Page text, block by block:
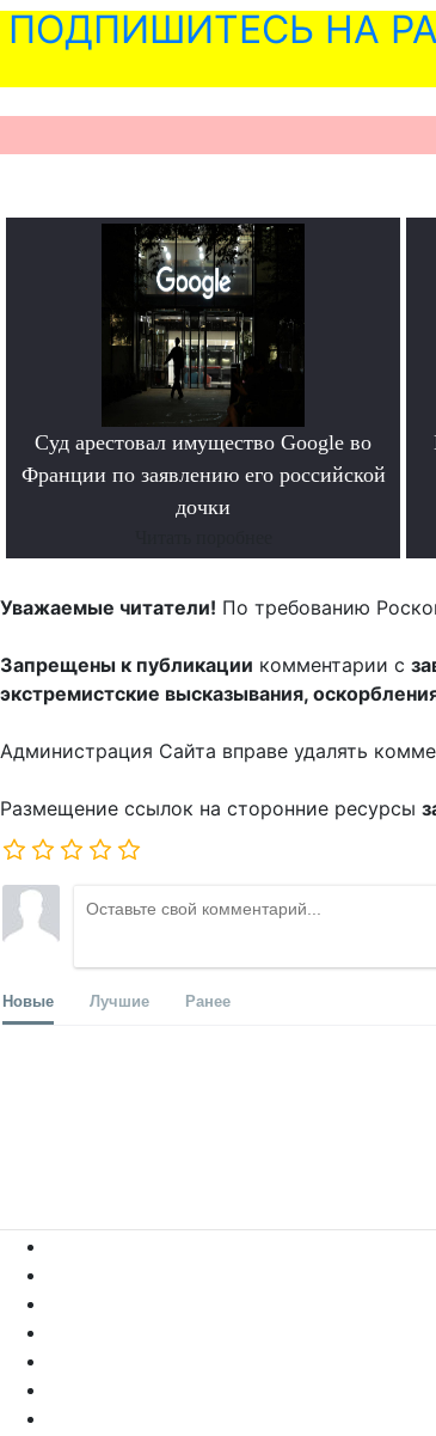
ПОДПИШИТЕСЬ НА
Суд арестовал имущество Google во
Франции по заявлению его российской
дочки
Уважаемые читатели! По требованию
Запрещены к публикации комментарии с
экстремистские высказывания,
Администрация Сайта вправе удалять
Размещение ссылок на сторонние ресурсы
Новые Лучшие Ранее